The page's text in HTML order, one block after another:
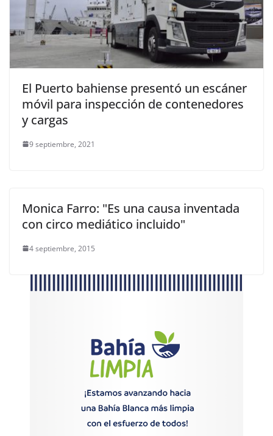
El Puerto bahiense presentó un escáner
móvil para inspección de contenedores
y cargas
9 septiembre, 2021
Monica Farro: "Es una causa inventada
con circo mediático incluido"
4 septiembre, 2015